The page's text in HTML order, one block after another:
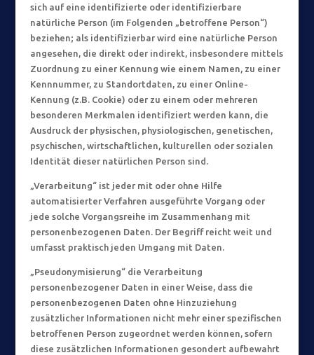
sich auf eine identifizierte oder identifizierbare
natürliche Person (im Folgenden „betroffene Person“)
beziehen; als identifizierbar wird eine natürliche Person
angesehen, die direkt oder indirekt, insbesondere mittels
Zuordnung zu einer Kennung wie einem Namen, zu einer
Kennnummer, zu Standortdaten, zu einer Online-
Kennung (z.B. Cookie) oder zu einem oder mehreren
besonderen Merkmalen identifiziert werden kann, die
Ausdruck der physischen, physiologischen, genetischen,
psychischen, wirtschaftlichen, kulturellen oder sozialen
Identität dieser natürlichen Person sind.
„Verarbeitung“ ist jeder mit oder ohne Hilfe
automatisierter Verfahren ausgeführte Vorgang oder
jede solche Vorgangsreihe im Zusammenhang mit
personenbezogenen Daten. Der Begriff reicht weit und
umfasst praktisch jeden Umgang mit Daten.
„Pseudonymisierung“ die Verarbeitung
personenbezogener Daten in einer Weise, dass die
personenbezogenen Daten ohne Hinzuziehung
zusätzlicher Informationen nicht mehr einer spezifischen
betroffenen Person zugeordnet werden können, sofern
diese zusätzlichen Informationen gesondert aufbewahrt